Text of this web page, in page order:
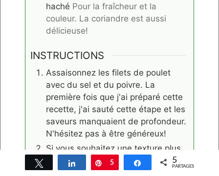
haché Pour la fraîcheur et la
couleur. La coriandre est aussi
délicieuse!
INSTRUCTIONS
Assaisonnez les filets de poulet
avec du sel et du poivre. La
première fois que j'ai préparé cette
recette, j'ai sauté cette étape et les
saveurs manquaient de profondeur.
N'hésitez pas à être généreux!
Si vous souhaitez une texture plus
croustillante (ce que je
recommande vivement), enrobez
Tweetez Partagez Épingle
5 Partagez5
PARTAGES